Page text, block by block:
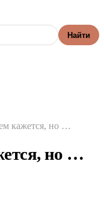
Найти
кажется, но …
но …